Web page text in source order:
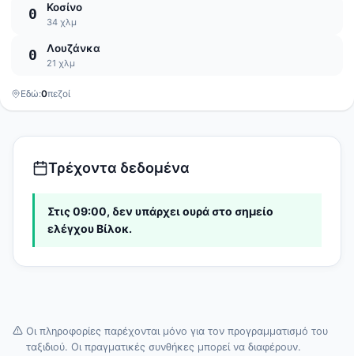
0 Κοσίνο
34 χλμ
0 Λουζάνκα
21 χλμ
Εδώ:0πεζοί
Τρέχοντα δεδομένα
Στις 09:00, δεν υπάρχει ουρά στο σημείο
ελέγχου Βίλοκ.
Οι πληροφορίες παρέχονται μόνο για τον προγραμματισμό του
ταξιδιού. Οι πραγματικές συνθήκες μπορεί να διαφέρουν.